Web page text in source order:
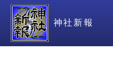
神社新報